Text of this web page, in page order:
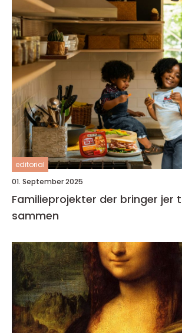
editorial
01. September 2025
Familieprojekter der bringer
sammen